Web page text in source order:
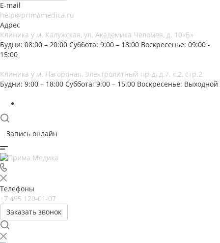
E-mail
help@primamedica.ru
Адрес
Клиника у м. Калужская, ул. Академика Челомея, д. 10«Б»
Будни: 08:00 – 20:00 Суббота: 9:00 – 18:00 Воскресенье: 09:00 -
15:00
Клиника у м. Нагороная, Электролитный пр-д, д.7, к.2, стр.2
Будни: 9:00 – 18:00 Суббота: 9:00 – 15:00 Воскресенье: Выходной
Запись онлайн
Телефоны
+7 495 120-01-07
Заказать звонок